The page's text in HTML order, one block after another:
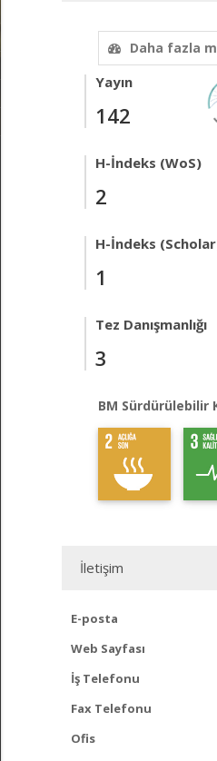
Daha fazla
Yayın
142
H-İndeks (WoS)
2
H-İndeks
1
Tez Danışmanlığı
3
BM Sürdürülebilir
İletişim
E-posta
Web Sayfası
İş Telefonu
Fax Telefonu
Ofis